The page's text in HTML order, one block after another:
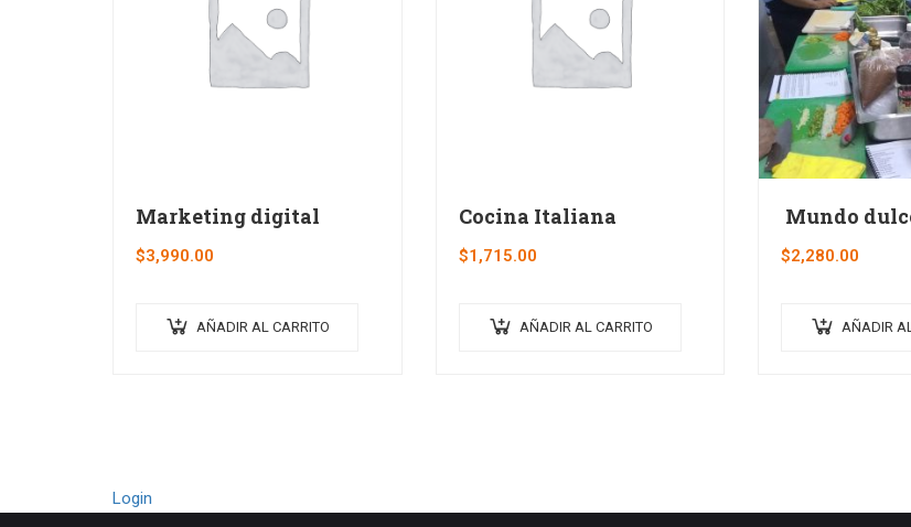
Marketing digital
$3,990.00
AÑADIR AL CARRITO
Cocina Italiana
$1,715.00
AÑADIR AL CARRITO
Mundo
$2,280.00
AÑADIR
Login